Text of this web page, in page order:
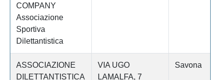
COMPANY
Associazione
Sportiva
Dilettantistica
ASSOCIAZIONE
DILETTANTISTICA
VIA UGO
LAMALFA, 7
Savona